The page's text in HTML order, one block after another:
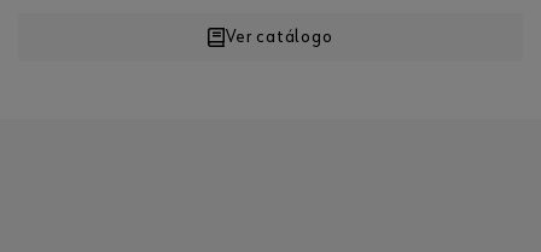
Ver catálogo